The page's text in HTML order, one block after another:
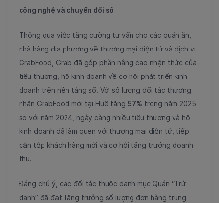
công nghệ và chuyển đổi số
Thông qua việc tăng cường tư vấn cho các quán ăn,
nhà hàng địa phương về thương mại điện tử và dịch vụ
GrabFood, Grab đã góp phần nâng cao nhận thức của
tiểu thương, hộ kinh doanh về cơ hội phát triển kinh
doanh trên nền tảng số. Với số lượng đối tác thương
nhân GrabFood mới tại Huế tăng 57% trong năm 2025
so với năm 2024, ngày càng nhiều tiểu thương và hộ
kinh doanh đã làm quen với thương mại điện tử, tiếp
cận tệp khách hàng mới và cơ hội tăng trưởng doanh
thu.
Đáng chú ý, các đối tác thuộc danh mục Quán “Trứ
danh” đã đạt tăng trưởng số lượng đơn hàng trung